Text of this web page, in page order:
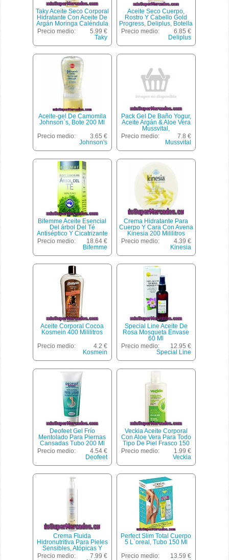
Taky Aceite Seco Corporal
Hidratante Con Aceite De
Argán Moringa Caléndula
Y Macadamia Spray 125
Ml Ideal Post-depilación
Precio medio:
5.99 €
Taky
Aceite Seco Cuerpo,
Rostro Y Cabello Gold
Progress, Deliplus, Botella
70 Cc
Precio medio:
6.85 €
Deliplus
Aceite-gel De Camomila
Johnson`s, Bote 200 Ml
Precio medio:
3.65 €
Johnson's
Pack Gel De Baño Yogur,
Aceite Argán & Aloe Vera
Mussvital,
Precio medio:
7.8 €
Mussvital
Bifemme Aceite Esencial
Del árbol Del Té
Antiséptico Y Cicatrizante
Envase 30 Ml .
Precio medio:
18.64 €
Bifemme
Crema Hidratante Para
Cuerpo Y Cara Con Avena
Kinesia 200 Mililitros
Precio medio:
4.39 €
Kinesia
Aceite Corporal Cocoa
Kosmein 400 Mililitros
Precio medio:
4.2 €
Kosmein
Special Line Aceite De
Rosa Mosqueta Envase
60 Ml
Precio medio:
12.95 €
Special Line
Deofeet Gel Frío
Mentolado Para Piernas
Cansadas Tubo 200 Ml
Precio medio:
4.54 €
Deofeet
Veckia Aceite Corporal
Con Aloe Vera Para Todo
Tipo De Piel Frasco 150
Ml Hidrata Calma Y
Precio medio:
1.99 €
Veckia
Crema Fluida
Hidronutritiva Para Pieles
Sensibles, Atópicas Y
Delicadas, Nahore Baby
Precio medio:
7.99 €
Perfect Slim Total Cuerpo
5 L`oreal, Tubo 150 Ml
Precio medio:
13.59 €